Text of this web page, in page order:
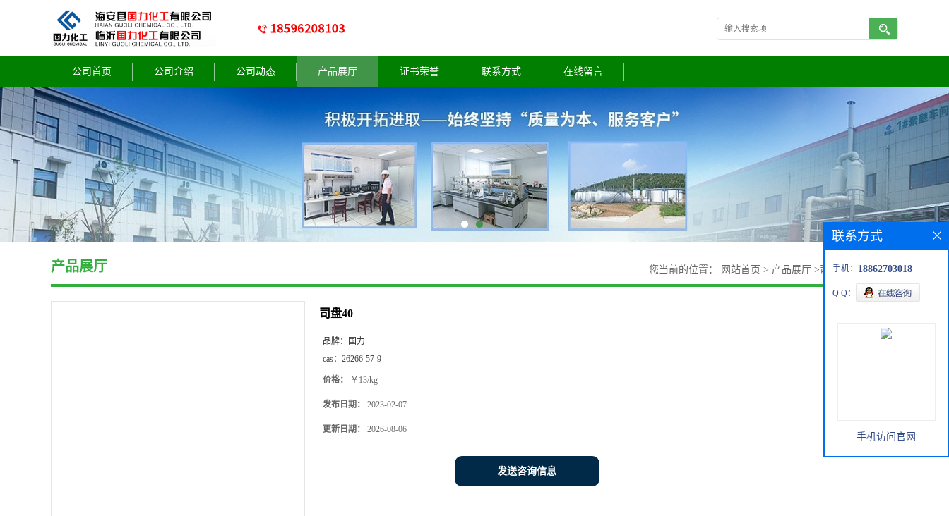
公司首页 公司介绍 公司动态 产品展厅 证书荣誉 联系方式 在线留言
产品展厅 您当前的位置： 网站首页 > 产品展厅 >司盘 span>司盘40
司盘40
品牌：
国力
cas： 26266-57-9
价格： ￥13/kg
发布日期： 2023-02-07
更新日期： 2026-08-06
发送咨询信息
联系方式
手机： 18862703018
Q Q：
手机访问官网